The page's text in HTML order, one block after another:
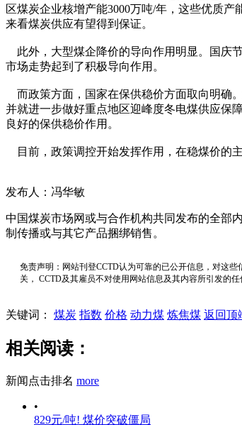
区煤炭企业核增产能3000万吨/年，这些优质
来看煤炭供应有望得到保证。
此外，大型煤企降价的导向作用明显。国庆
市场走势起到了积极导向作用。
而政策方面，国家在保供稳价方面取向明确
并就进一步做好重点地区迎峰度冬电煤供应保
良好的保供稳价作用。
目前，政策调控开始发挥作用，在稳煤价的
发布人：冯华敏
中国煤炭市场网或与合作机构共同发布的全部
制传播或与其它产品捆绑销售。
免责声明：网站刊登CCTD认为可靠的已公开信息，对这
关， CCTD及其雇员不对使用网站信息及其内容所引发的任
关键词： 煤炭 指数 价格 动力煤 炼焦煤 返回顶
相关阅读：
新闻点击排名 more
•
829元/吨! 煤价突破僵局